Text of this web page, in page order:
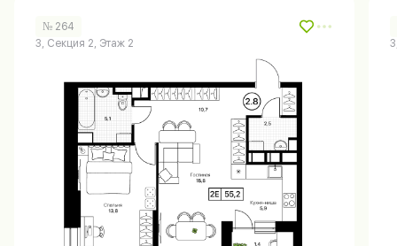
№ 264
3, Секция 2, Этаж 2